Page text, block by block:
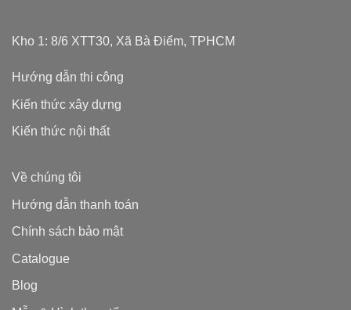
Kho 1: 8/6 XTT30, Xã Bà Điểm, TPHCM
Hướng dẫn thi công
Kiến thức xây dựng
Kiến thức nội thất
Về chúng tôi
Hướng dẫn thanh toán
Chính sách bảo mật
Catalogue
Blog